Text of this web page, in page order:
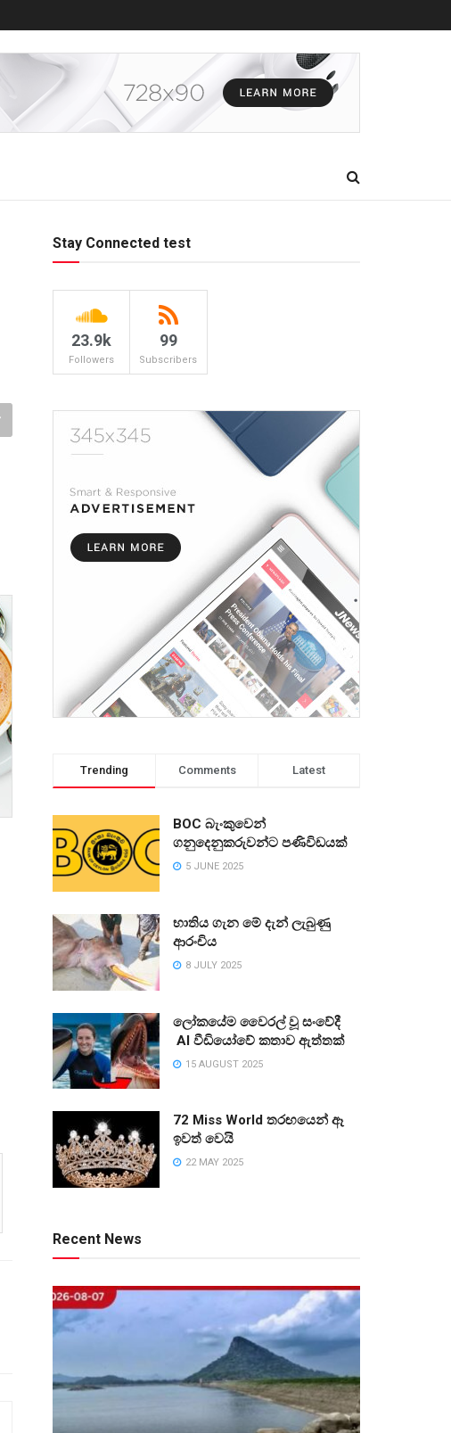
Stay Connected test
23.9k
Followers
99
Subscribers
Trending Comments Latest
BOC බැංකුවෙන්
ගනුදෙනුකරුවන්ට පණිවිඩයක්
5 JUNE 2025
භාතිය ගැන මේ දැන් ලැබුණු
ආරංචිය
8 JULY 2025
ලෝකයේම වෛරල් වූ සංවේදී
AI වීඩියෝවේ කතාව ඇත්තක්
15 AUGUST 2025
72 Miss World තරඟයෙන් ඈ
ඉවත් වෙයි
22 MAY 2025
Recent News